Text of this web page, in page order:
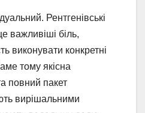
Рентгенівські
важливіші біль,
виконувати конкретні
тому якісна
повний пакет
вирішальними